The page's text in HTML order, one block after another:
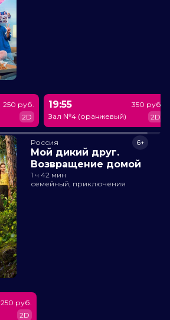
250 руб.
2D
19:55
Зал №4 (оранжевый)
350 руб.
2D
Россия
Мой дикий друг.
Возвращение домой
6+
1 ч 42 мин
семейный, приключения
250 руб.
2D